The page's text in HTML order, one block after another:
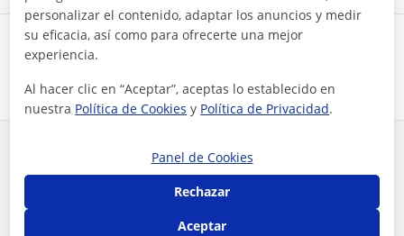
Comparte a este profesor
¿Hay algún error en este perfil?
Tus clases particulares
personalizar el contenido, adaptar los anuncios y medir
su eficacia, así como para ofrecerte una mejor
experiencia.
Al hacer clic en “Aceptar”, aceptas lo establecido en
nuestra Política de Cookies y Política de Privacidad.
Panel de Cookies
Rechazar
Aceptar